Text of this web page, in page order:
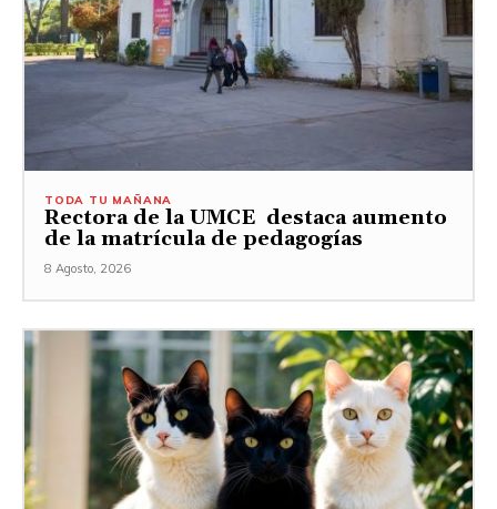
TODA TU MAÑANA
Rectora de la UMCE destaca aumento
de la matrícula de pedagogías
8 Agosto, 2026